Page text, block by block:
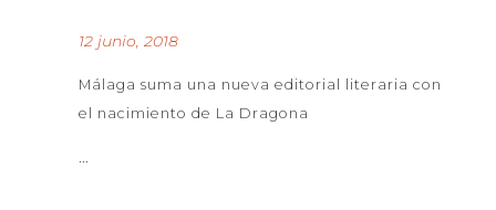
12 junio, 2018
Málaga suma una nueva editorial literaria con
el nacimiento de La Dragona
...